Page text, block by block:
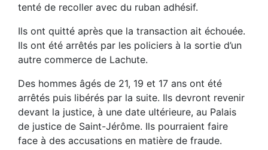
tenté de recoller avec du ruban adhésif.
Ils ont quitté après que la transaction ait échouée.
Ils ont été arrêtés par les policiers à la sortie d’un
autre commerce de Lachute.
Des hommes âgés de 21, 19 et 17 ans ont été
arrêtés puis libérés par la suite. Ils devront revenir
devant la justice, à une date ultérieure, au Palais
de justice de Saint-Jérôme. Ils pourraient faire
face à des accusations en matière de fraude.